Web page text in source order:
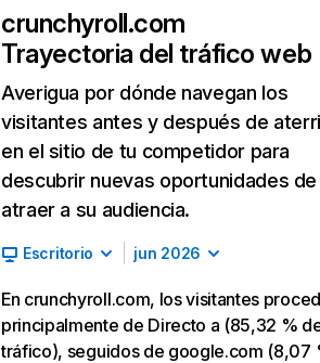
crunchyroll.com
Trayectoria del tráfico web
Averigua por dónde navegan los
visitantes antes y después de
en el sitio de tu competidor para
descubrir nuevas oportunidades de
atraer a su audiencia.
Escritorio jun 2026
En crunchyroll.com, los visitantes
principalmente de Directo a (85,32 %
tráfico), seguidos de google.com (8,07